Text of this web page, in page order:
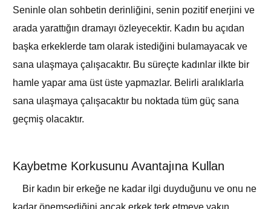
Seninle olan sohbetin derinliğini, senin pozitif enerjini ve
arada yarattığın dramayı özleyecektir. Kadın bu açıdan
başka erkeklerde tam olarak istediğini bulamayacak ve
sana ulaşmaya çalışacaktır. Bu süreçte kadınlar ilkte bir
hamle yapar ama üst üste yapmazlar. Belirli aralıklarla
sana ulaşmaya çalışacaktır bu noktada tüm güç sana
geçmiş olacaktır.
Kaybetme Korkusunu Avantajına Kullan
Bir kadın bir erkeğe ne kadar ilgi duyduğunu ve onu ne
kadar önemsediğini ancak erkek terk etmeye yakın